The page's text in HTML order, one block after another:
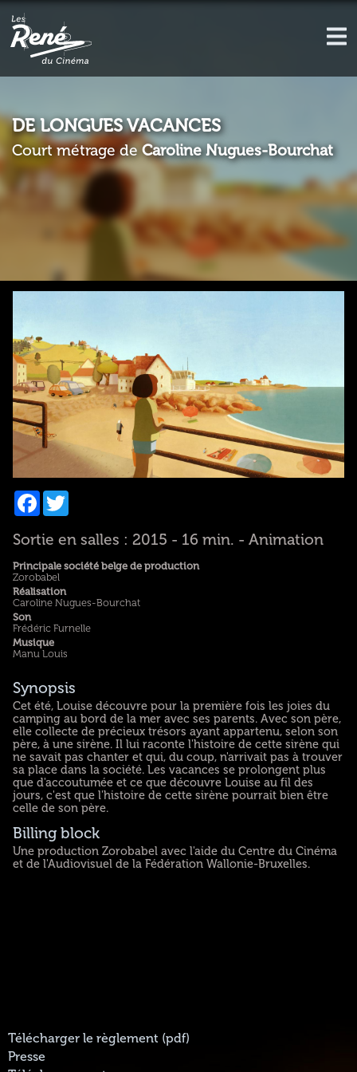
DE LONGUES VACANCES
Court métrage de Caroline Nugues-Bourchat
Facebook
Twitter
Sortie en salles : 2015 - 16 min. - Animation
Principale société belge de production
Zorobabel
Réalisation
Caroline Nugues-Bourchat
Son
Frédéric Furnelle
Musique
Manu Louis
Synopsis
Cet été, Louise découvre pour la première fois les joies du
camping au bord de la mer avec ses parents. Avec son père,
elle collecte de précieux trésors ayant appartenu, selon son
père, à une sirène. Il lui raconte l'histoire de cette sirène qui
ne savait pas chanter et qui, du coup, n'arrivait pas à trouver
sa place dans la société. Les vacances se prolongent plus
que d'accoutumée et ce que découvre Louise au fil des
jours, c'est que l'histoire de cette sirène pourrait bien être
celle de son père.
Billing block
Une production Zorobabel avec l'aide du Centre du Cinéma
et de l'Audiovisuel de la Fédération Wallonie-Bruxelles.
Télécharger le règlement (pdf)
Presse